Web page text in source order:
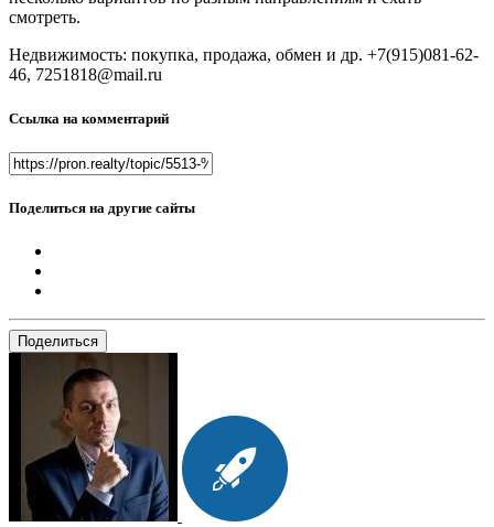
смотреть.
Недвижимость: покупка, продажа, обмен и др. +7(915)081-62-
46, 7251818@mail.ru
Ссылка на комментарий
Поделиться на другие сайты
Поделиться